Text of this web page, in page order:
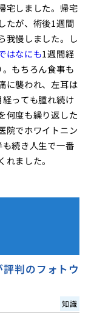
宅しました。帰宅
たが、術後1週間
我慢しました。し
はなにも1週間経
もちろん食事も
に襲われ、左耳は
っても腫れ続け
何度も繰り返した
院でホワイトニン
続き人生で一番
ました。
判のフォトウ
知識